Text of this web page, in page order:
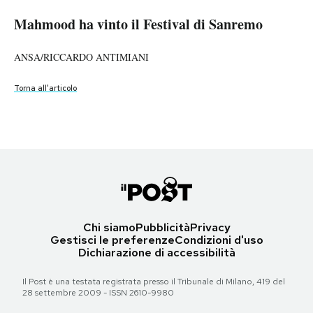
PODCAST
AREA PERSONALE
Area Personale
Mahmood ha vinto il Festival di Sanremo
Mahmood ha vinto il Festival di Sanremo
ANSA/RICCARDO ANTIMIANI
Torna all'articolo
Mahmood ha vinto il Festival di Sanremo
ANSA/ETTORE FERRARI
Mahmood ha vinto il Festival di Sanremo
/RICCARDO ANTIMIANI
Torna all'articolo
Mahmood ha vinto il Festival di Sanremo
Matteo Rasero/LaPresse
Torna all'articolo
Chi siamoPubblicitàPrivacy
Gestisci le preferenzeCondizioni d'uso
Dichiarazione di accessibilità
Il Post è una testata registrata presso il Tribunale di Milano, 419 del
28 settembre 2009 - ISSN 2610-9980